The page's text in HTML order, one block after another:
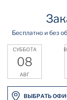
Бесплатно и без
СУББОТА
08
АВГ
ВЫБРАТЬ